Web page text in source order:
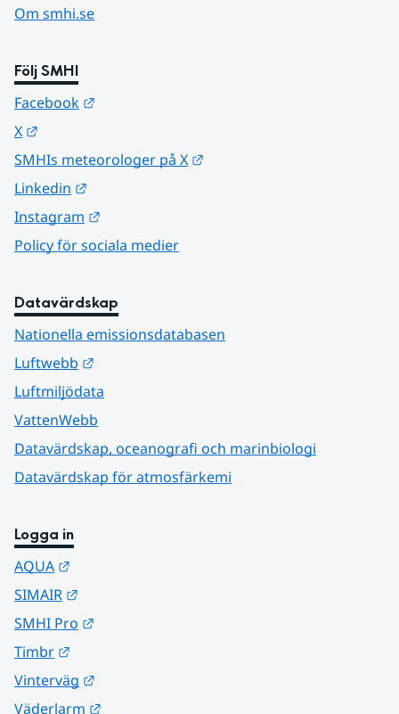
Om smhi.se
Följ SMHI
Facebook
X
SMHIs meteorologer på X
Linkedin
Instagram
Policy för sociala medier
Datavärdskap
Nationella emissionsdatabasen
Luftwebb
Luftmiljödata
VattenWebb
Datavärdskap, oceanografi och marinbiologi
Datavärdskap för atmosfärkemi
Logga in
AQUA
SIMAIR
SMHI Pro
Timbr
Vinterväg
Väderlarm